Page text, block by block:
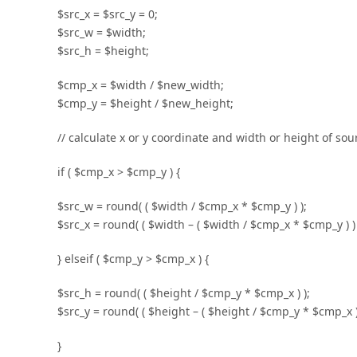
$src_x = $src_y = 0;
$src_w = $width;
$src_h = $height;
$cmp_x = $width / $new_width;
$cmp_y = $height / $new_height;
// calculate x or y coordinate and width or height of
if ( $cmp_x > $cmp_y ) {
$src_w = round( ( $width / $cmp_x * $cmp_y ) );
$src_x = round( ( $width – ( $width / $cmp_x * $cmp_y )
} elseif ( $cmp_y > $cmp_x ) {
$src_h = round( ( $height / $cmp_y * $cmp_x ) );
$src_y = round( ( $height – ( $height / $cmp_y * $cmp_x
}